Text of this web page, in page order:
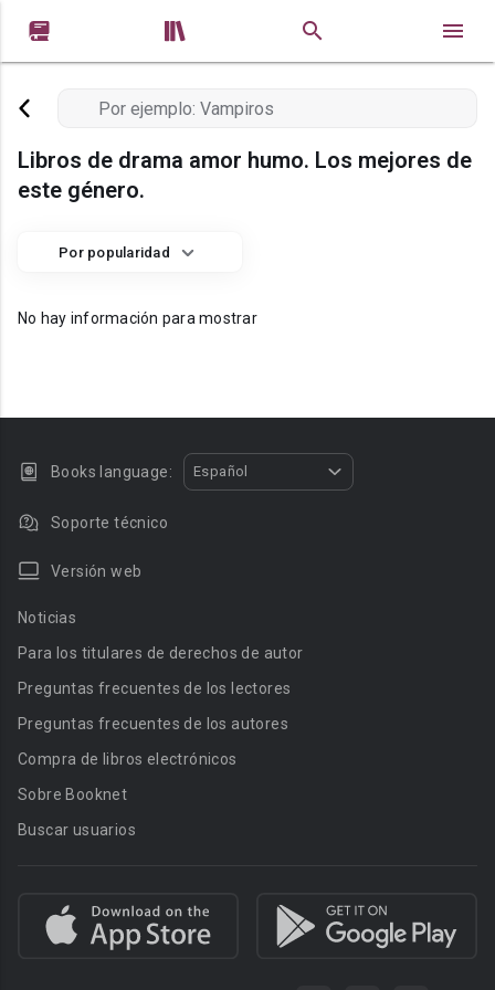
 
Libros de drama amor humo. Los mejores de
este género.
Por popularidad
No hay información para mostrar
Books language: Español
Soporte técnico
Versión web
Noticias
Para los titulares de derechos de autor
Preguntas frecuentes de los lectores
Preguntas frecuentes de los autores
Compra de libros electrónicos
Sobre Booknet
Buscar usuarios